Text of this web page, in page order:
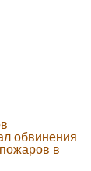
обвинения
в